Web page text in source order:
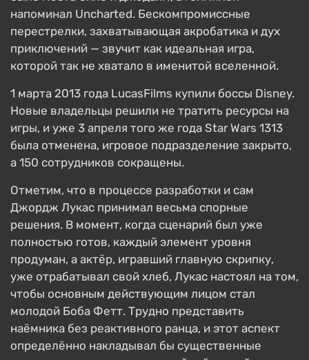
напоминал Uncharted. Бескомпромиссные
перестрелки, захватывающая акробатика и дух
приключений — звучит как идеальная игра,
которой так не хватало в именитой вселенной.
1 марта 2013 года LucasFilms купили боссы Disney.
Новые владельцы решили не тратить ресурсы на
игры, и уже 3 апреля того же года Star Wars 1313
была отменена, игровое подразделение закрыто,
а 150 сотрудников сокращены.
Отметим, что в процессе разработки и сам
Джордж Лукас принимал весьма спорные
решения. В момент, когда сценарий был уже
полностью готов, каждый элемент уровня
продуман, а актёр, игравший главную скрипку,
уже отрабатывал свой хлеб, Лукас настоял на том,
чтобы основным действующим лицом стал
молодой Боба Фетт. Трудно представить
наёмника без реактивного ранца, и этот аспект
определённо накладывал бы существенные